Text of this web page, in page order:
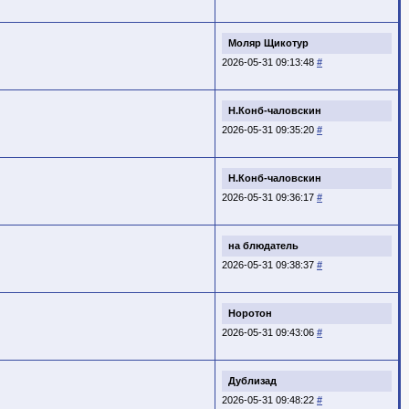
Моляр Щикотур
2026-05-31 09:13:48 #
Н.Конб-чаловскин
2026-05-31 09:35:20 #
Н.Конб-чаловскин
2026-05-31 09:36:17 #
на блюдатель
2026-05-31 09:38:37 #
Норотон
2026-05-31 09:43:06 #
Дублизад
2026-05-31 09:48:22 #